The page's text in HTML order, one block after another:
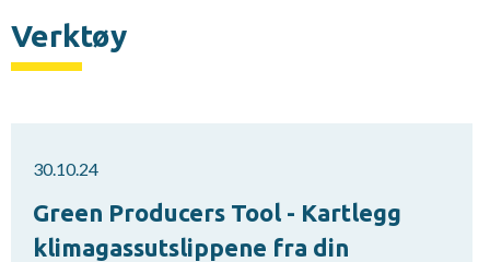
Verktøy
30.10.24
Green Producers Tool - Kartlegg
klimagassutslippene fra din